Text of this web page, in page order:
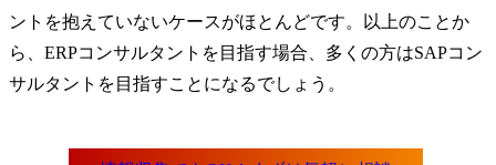
ントを抱えていないケースがほとんどです。以上のことか
ら、ERPコンサルタントを目指す場合、多くの方はSAPコン
サルタントを目指すことになるでしょう。